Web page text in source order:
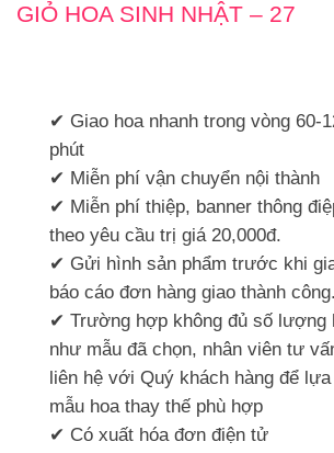
GIỎ HOA SINH NHẬT – 27
✔ Giao hoa nhanh trong vòng 60-
phút
✔ Miễn phí vận chuyển nội thành
✔ Miễn phí thiệp, banner thông
theo yêu cầu trị giá 20,000đ.
✔ Gửi hình sản phẩm trước khi
báo cáo đơn hàng giao thành công.
✔ Trường hợp không đủ số lượng
như mẫu đã chọn, nhân viên tư
liên hệ với Quý khách hàng để
mẫu hoa thay thế phù hợp
✔ Có xuất hóa đơn điện tử